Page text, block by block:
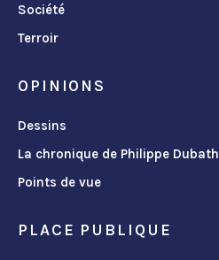
Société
Terroir
OPINIONS
Dessins
La chronique de Philippe Dubath
Points de vue
PLACE PUBLIQUE